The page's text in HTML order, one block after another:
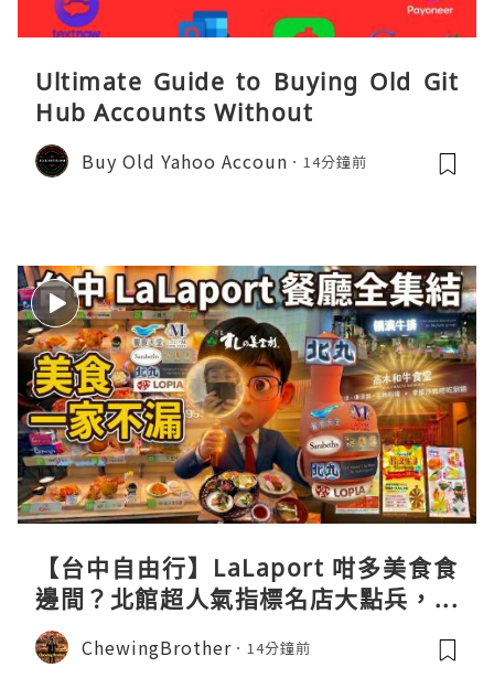
Ultimate Guide to Buying Old Git
Hub Accounts Without
Buy Old Yahoo Accoun 14分鐘前
【台中自由行】LaLaport 咁多美食食
邊間？北館超人氣指標名店大點兵，深
度實測日本直送「北丸」職人料理與南
館 LOPIA 超市神級熟食區！
ChewingBrother 14分鐘前